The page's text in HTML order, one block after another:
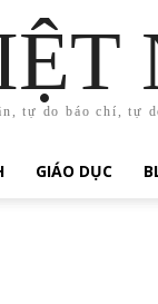
tự do báo chí, tự
GIÁO DỤC